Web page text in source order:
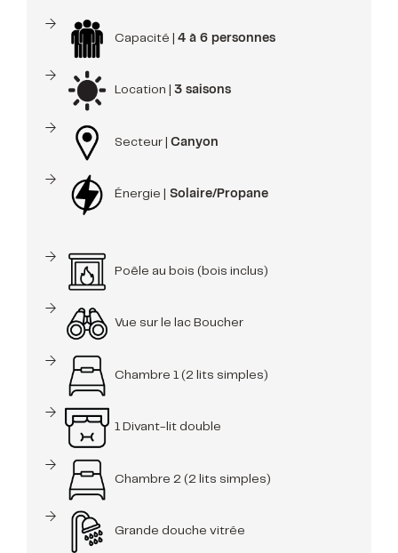
Capacité | 4 à 6 personnes
Location | 3 saisons
Secteur | Canyon
Énergie | Solaire/Propane
Poêle au bois (bois inclus)
Vue sur le lac Boucher
Chambre 1 (2 lits simples)
1 Divant-lit double
Chambre 2 (2 lits simples)
Grande douche vitrée